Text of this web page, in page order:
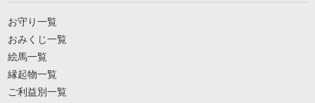
お守り一覧
おみくじ一覧
絵馬一覧
縁起物一覧
ご利益別一覧